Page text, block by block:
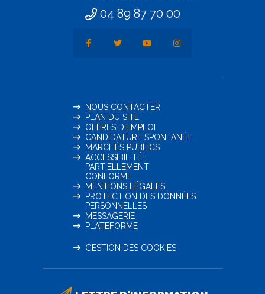
04 89 87 70 00
NOUS CONTACTER
PLAN DU SITE
OFFRES D'EMPLOI
CANDIDATURE SPONTANÉE
MARCHÉS PUBLICS
ACCESSIBILITÉ :
PARTIELLEMENT
CONFORME
MENTIONS LÉGALES
PROTECTION DES DONNÉES
PERSONNELLES
MESSAGERIE
PLATEFORME
GESTION DES COOKIES